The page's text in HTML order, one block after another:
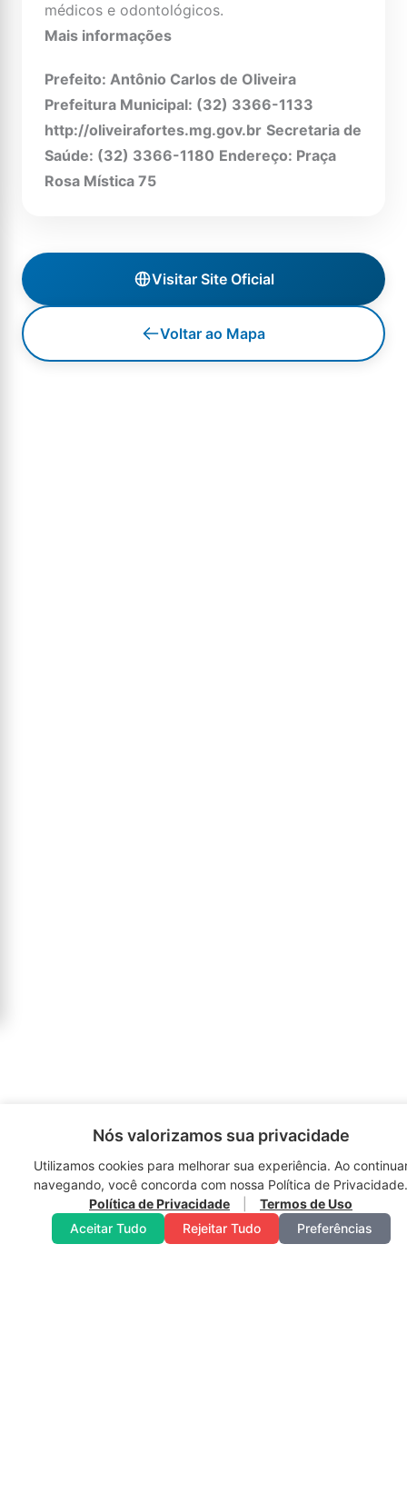
médicos e odontológicos.
Mais informações
Prefeito: Antônio Carlos de Oliveira
Prefeitura Municipal: (32) 3366-1133
http://oliveirafortes.mg.gov.br Secretaria de
Saúde: (32) 3366-1180 Endereço: Praça
Rosa Mística 75
Visitar Site Oficial
Voltar ao Mapa
SOBRE:
Histórico
Missão,
Visão e
SEDE:
Juiz de
Fora/MG
Rua
FILIAL:
Santos
Dumont
Rua
Nós valorizamos sua privacidade
Utilizamos cookies para melhorar sua experiência. Ao
navegando, você concorda com nossa Política de Privacidade.
Política de Privacidade
Termos de Uso
Aceitar Tudo
Rejeitar Tudo Preferências